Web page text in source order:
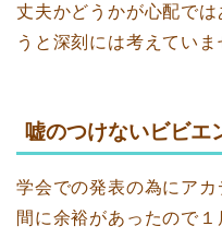
丈夫かどうかが心配で
うと深刻には考えていま
嘘のつけないビビエ
学会での発表の為にア
間に余裕があったので